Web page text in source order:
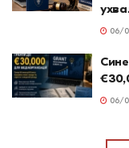
06/
06/